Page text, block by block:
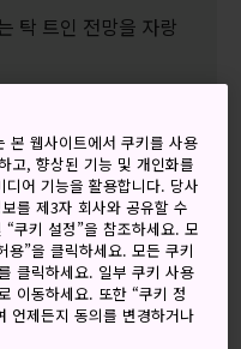
탁 트인 전망을 자랑
체험
즈 지점
타거나 도쿄만을 횡단하
을 이용해도 됩니다.
본 웹사이트에서 쿠키를 사용
고, 향상된 기능 및 개인화를
어 기능을 활용합니다. 당사
를 제3자 회사와 공유할 수
쿠키 설정”을 참조하세요. 모
용”을 클릭하세요. 모든 쿠키
클릭하세요. 일부 쿠키 사용
이동하세요. 또한 “쿠키 정
언제든지 동의를 변경하거나